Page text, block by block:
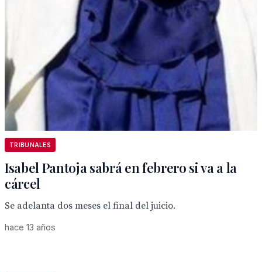
TRIBUNALES
Isabel Pantoja sabrá en febrero si va a la
cárcel
Se adelanta dos meses el final del juicio.
hace 13 años